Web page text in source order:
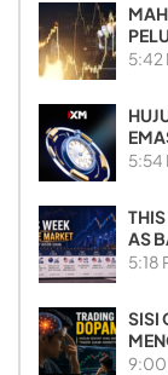
5:42
5:54
AS
5:18
SISI
9:00